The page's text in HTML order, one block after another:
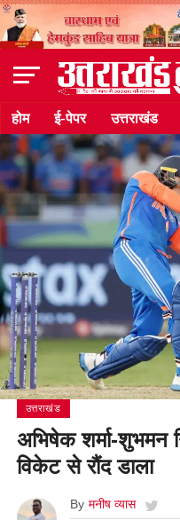
होम ई-पेपर उत्तराखंड
उत्तराखंड
अभिषेक शर्मा-शुभमन
विकेट से रौंद डाला
By मनीष व्यास